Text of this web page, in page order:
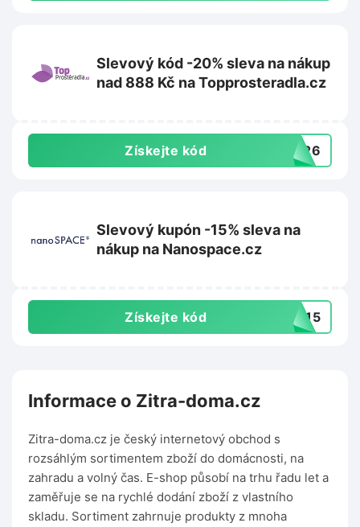
Slevový kód -20% sleva na nákup
nad 888 Kč na Topprosteradla.cz
Získejte kód P826
Slevový kupón -15% sleva na
nákup na Nanospace.cz
Získejte kód 9015
Informace o Zitra-doma.cz
Zitra-doma.cz je český internetový obchod s
rozsáhlým sortimentem zboží do domácnosti, na
zahradu a volný čas. E-shop působí na trhu řadu let a
zaměřuje se na rychlé dodání zboží z vlastního
skladu. Sortiment zahrnuje produkty z mnoha